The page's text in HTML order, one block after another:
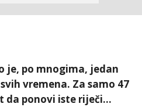
je, po mnogima, jedan
vremena. Za samo 47
da ponovi iste riječi...